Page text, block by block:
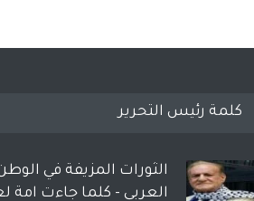
كلمة رئيس التحرير
الثورات المزيفة في
العربي - كلما جاءت امة